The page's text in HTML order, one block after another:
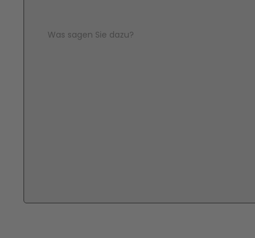
Comment Text*